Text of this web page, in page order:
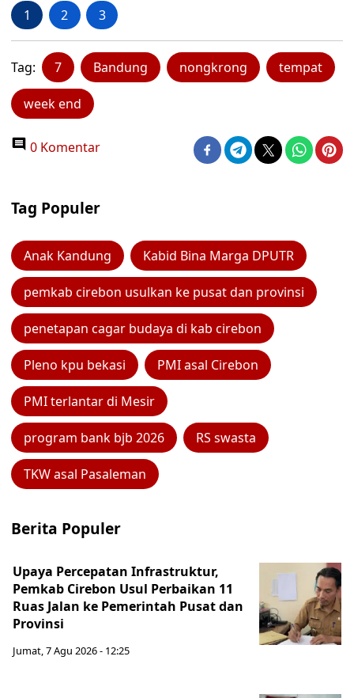
1 2 3
Tag: 7 Bandung nongkrong tempat
week end
0 Komentar
Tag Populer
Anak Kandung Kabid Bina Marga DPUTR
pemkab cirebon usulkan ke pusat dan provinsi
penetapan cagar budaya di kab cirebon
Pleno kpu bekasi PMI asal Cirebon
PMI terlantar di Mesir
program bank bjb 2026 RS swasta
TKW asal Pasaleman
Berita Populer
Upaya Percepatan Infrastruktur,
Pemkab Cirebon Usul Perbaikan 11
Ruas Jalan ke Pemerintah Pusat dan
Provinsi
Jumat, 7 Agu 2026 - 12:25